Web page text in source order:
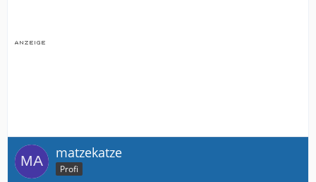
matzekatze
Profi